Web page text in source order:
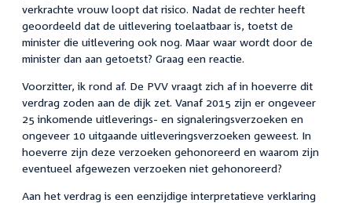
verkrachte vrouw loopt dat risico. Nadat de rechter heeft
geoordeeld dat de uitlevering toelaatbaar is, toetst de
minister die uitlevering ook nog. Maar waar wordt door de
minister dan aan getoetst? Graag een reactie.
Voorzitter, ik rond af. De PVV vraagt zich af in hoeverre dit
verdrag zoden aan de dijk zet. Vanaf 2015 zijn er ongeveer
25 inkomende uitleverings- en signaleringsverzoeken en
ongeveer 10 uitgaande uitleveringsverzoeken geweest. In
hoeverre zijn deze verzoeken gehonoreerd en waarom zijn
eventueel afgewezen verzoeken niet gehonoreerd?
Aan het verdrag is een eenzijdige interpretatieve verklaring